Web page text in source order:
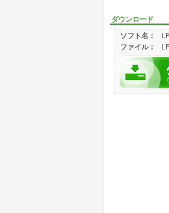
ダウンロード
ソフト名：
ファイル：